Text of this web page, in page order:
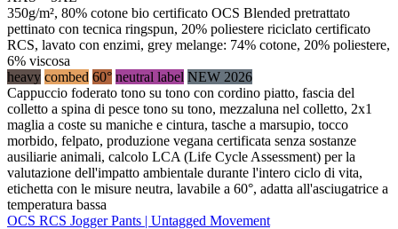
350g/m², 80% cotone bio certificato OCS Blended pretrattato
pettinato con tecnica ringspun, 20% poliestere riciclato certificato
RCS, lavato con enzimi, grey melange: 74% cotone, 20% poliestere,
6% viscosa
heavy combed 60° neutral label NEW 2026
Cappuccio foderato tono su tono con cordino piatto, fascia del
colletto a spina di pesce tono su tono, mezzaluna nel colletto, 2x1
maglia a coste su maniche e cintura, tasche a marsupio, tocco
morbido, felpato, produzione vegana certificata senza sostanze
ausiliarie animali, calcolo LCA (Life Cycle Assessment) per la
valutazione dell'impatto ambientale durante l'intero ciclo di vita,
etichetta con le misure neutra, lavabile a 60°, adatta all'asciugatrice a
temperatura bassa
OCS RCS Jogger Pants | Untagged Movement